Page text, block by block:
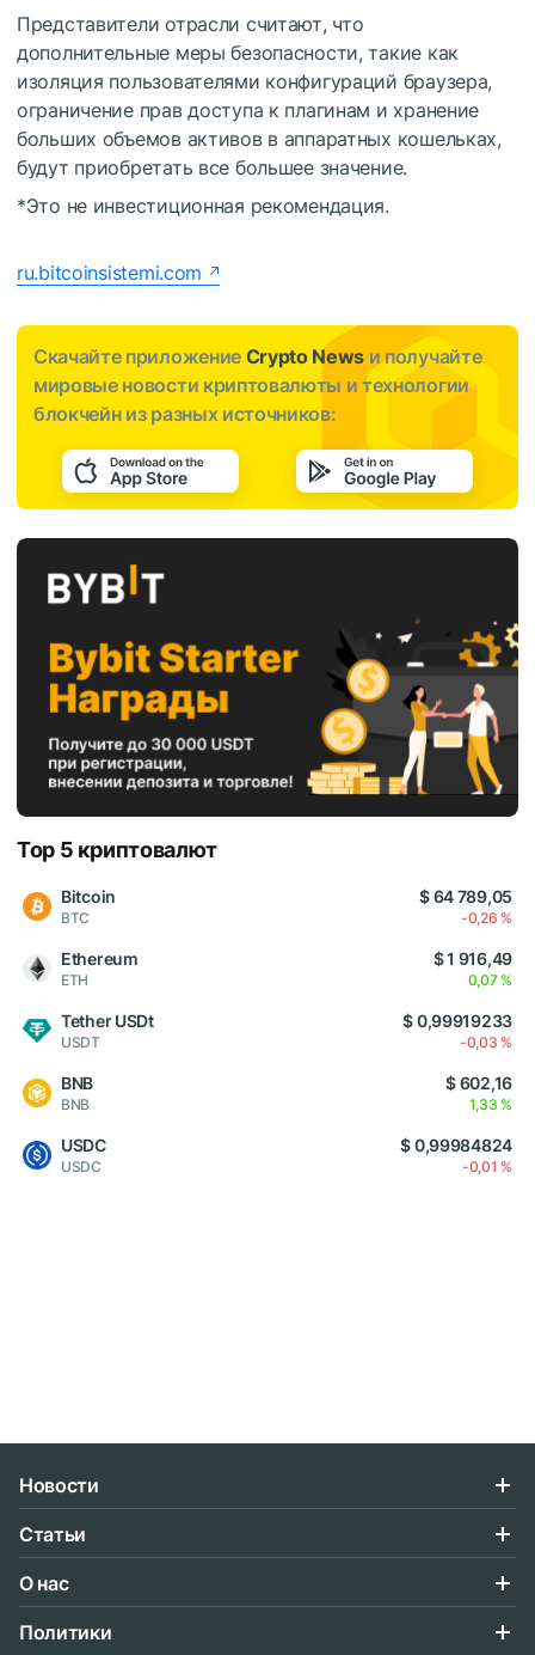
Представители отрасли считают, что
дополнительные меры безопасности, такие как
изоляция пользователями конфигураций браузера,
ограничение прав доступа к плагинам и хранение
больших объемов активов в аппаратных кошельках,
будут приобретать все большее значение.
*Это не инвестиционная рекомендация.
ru.bitcoinsistemi.com
Скачайте приложение Crypto News и получайте
мировые новости криптовалюты и технологии
блокчейн из разных источников:
Top 5 криптовалют
Bitcoin
BTC
$ 64 789,05
-0,26 %
Ethereum
ETH
$ 1 916,49
0,07 %
Tether USDt
USDT
$ 0,99919233
-0,03 %
BNB
BNB
$ 602,16
1,33 %
USDC
USDC
$ 0,99984824
-0,01 %
Новости
Статьи
О нас
Политики